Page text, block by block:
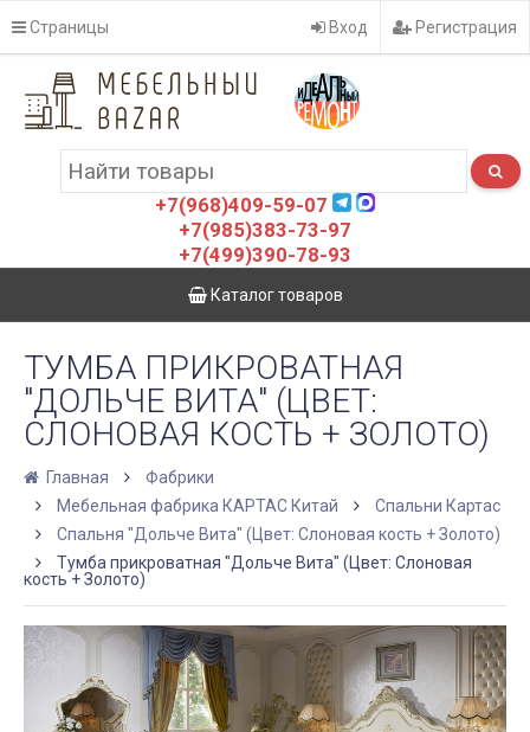
Страницы Вход Регистрация
+7(968)409-59-07
+7(985)383-73-97
+7(499)390-78-93
Каталог товаров
ТУМБА ПРИКРОВАТНАЯ
"ДОЛЬЧЕ ВИТА" (ЦВЕТ:
СЛОНОВАЯ КОСТЬ + ЗОЛОТО)
Главная
Фабрики
Мебельная фабрика КАРТАС Китай
Спальни Картас
Спальня "Дольче Вита" (Цвет: Слоновая кость + Золото)
Тумба прикроватная "Дольче Вита" (Цвет: Слоновая
кость + Золото)